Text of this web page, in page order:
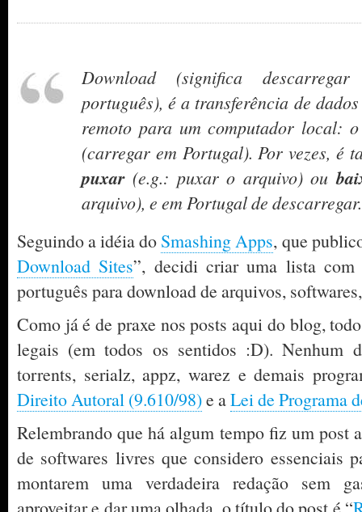
Download (significa
português), é a transferência de
remoto para um computador local:
(carregar em Portugal). Por vezes, é
puxar (e.g.: puxar o arquivo) ou
arquivo), e em Portugal de
Seguindo a idéia do Smashing Apps, que
Download Sites”, decidi criar uma lista
português para download de arquivos,
Como já é de praxe nos posts aqui do blog,
legais (em todos os sentidos :D). Nenhum
torrents, serialz, appz, warez e demais
Direito Autoral (9.610/98)e aLei de Programa
Relembrando que há algum tempo fiz um post
de softwares livres que considero essenciais
montarem uma verdadeira redação sem